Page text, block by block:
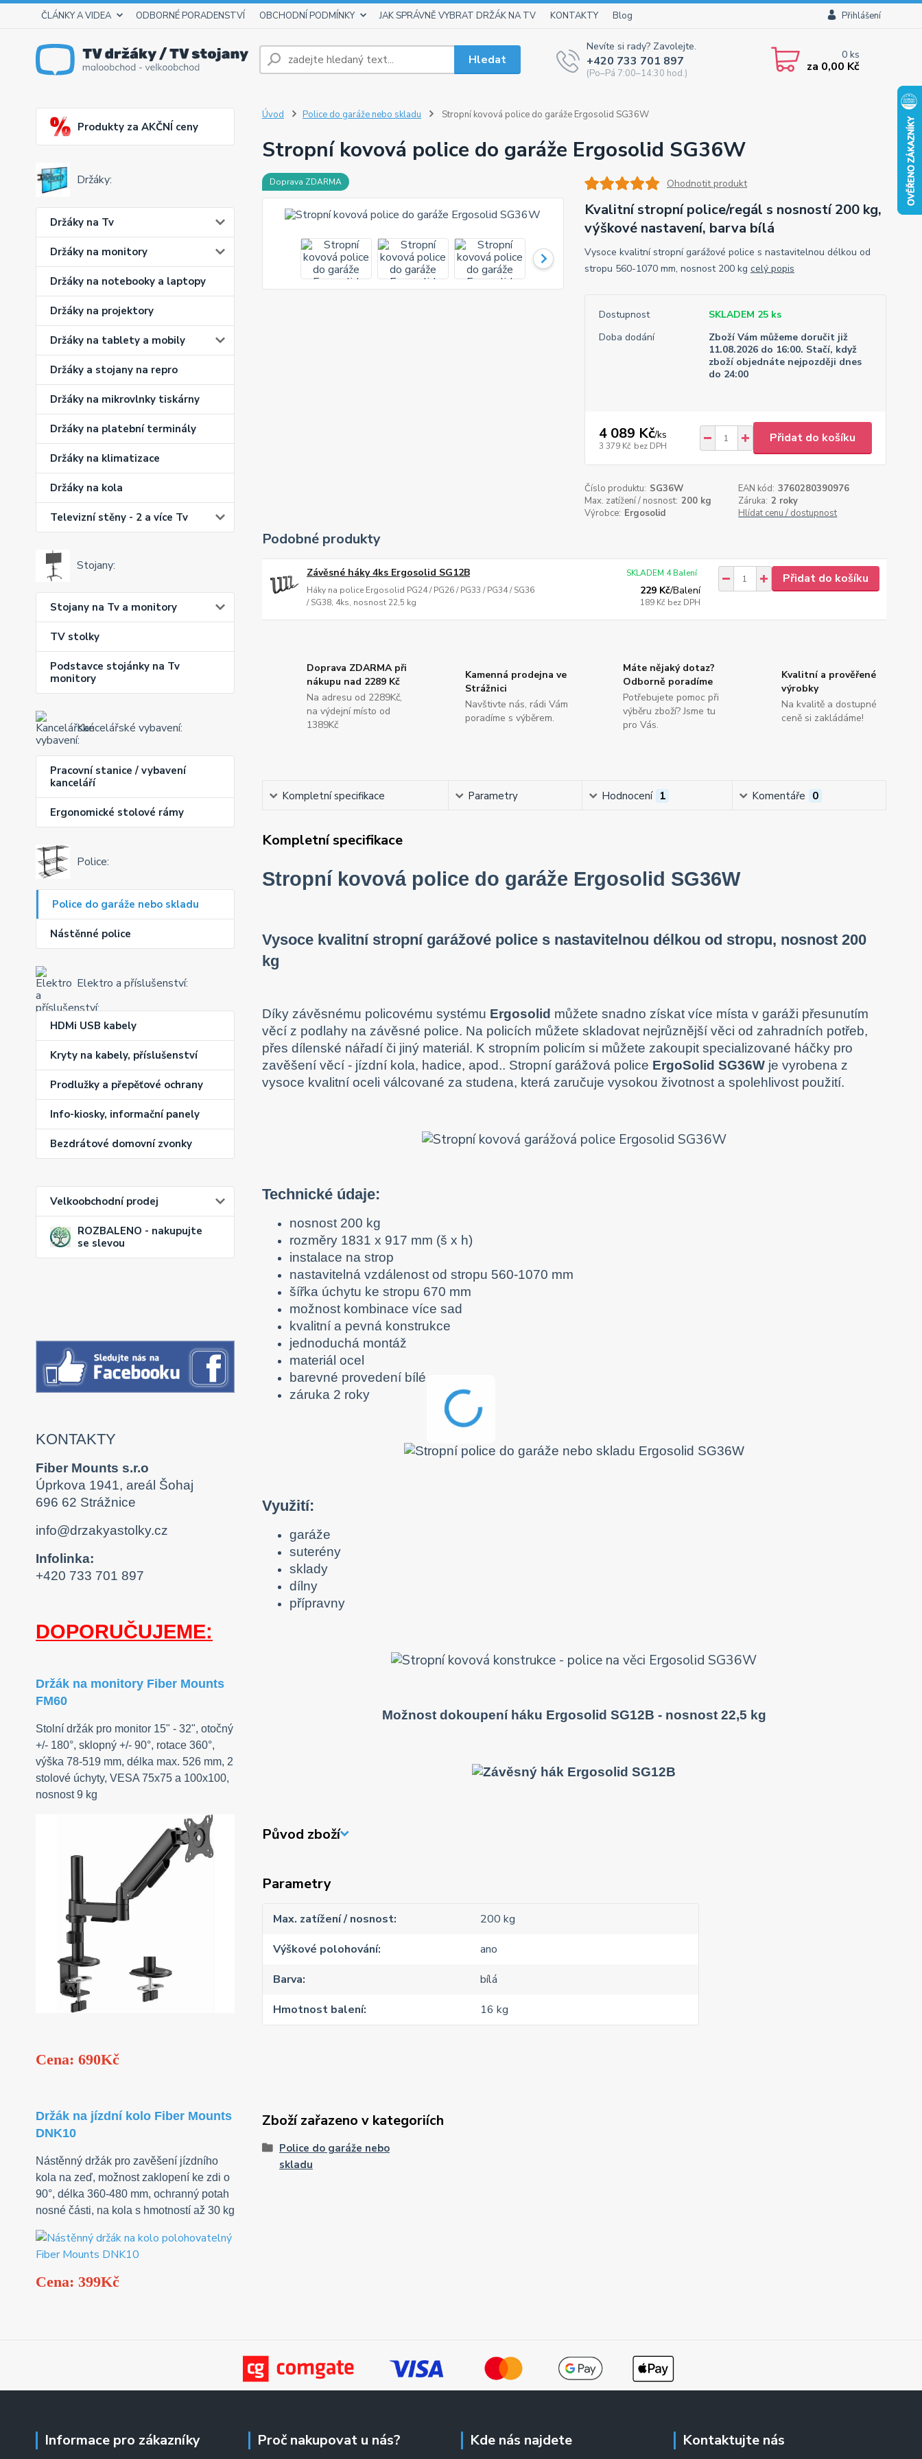
ČLÁNKY A VIDEA ODBORNÉ PORADENSTVÍ OBCHODNÍ PODMÍNKY JAK SPRÁVNĚ VYBRAT DRŽÁK NA TV KONTAKTY Blog Přihlášení
Hledat
Nevíte si rady? Zavolejte.
+420 733 701 897
(Po–Pá 7:00–14:30 hod.)
0ks
za 0,00 Kč
Produkty za AKČNÍ ceny
Držáky:
Držáky na Tv
Držáky na monitory
Držáky na notebooky a laptopy
Držáky na projektory
Držáky na tablety a mobily
Držáky a stojany na repro
Držáky na mikrovlnky tiskárny
Držáky na platební terminály
Držáky na klimatizace
Držáky na kola
Televizní stěny - 2 a více Tv
Stojany:
Stojany na Tv a monitory
TV stolky
Podstavce stojánky na Tv
monitory
Kancelářské vybavení:
Pracovní stanice / vybavení
kanceláří
Ergonomické stolové rámy
Police:
Police do garáže nebo skladu
Nástěnné police
Elektro a příslušenství:
HDMi USB kabely
Kryty na kabely, příslušenství
Prodlužky a přepěťové ochrany
Info-kiosky, informační panely
Bezdrátové domovní zvonky
Velkoobchodní prodej
ROZBALENO - nakupujte
se slevou
KONTAKTY
Fiber Mounts s.r.o
Úprkova 1941, areál Šohaj
696 62 Strážnice
info@drzakyastolky.cz
Infolinka:
+420 733 701 897
DOPORUČUJEME:
Držák na monitory Fiber Mounts
FM60
Stolní držák pro monitor 15" - 32", otočný
+/- 180°, sklopný +/- 90°, rotace 360°,
výška 78-519 mm, délka max. 526 mm, 2
stolové úchyty, VESA 75x75 a 100x100,
nosnost 9 kg
Cena: 690Kč
Držák na jízdní kolo Fiber Mounts
DNK10
Nástěnný držák pro zavěšení jízdního
kola na zeď, možnost zaklopení ke zdi o
90°, délka 360-480 mm, ochranný potah
nosné části, na kola s hmotností až 30 kg
Cena: 399Kč
Úvod Police do garáže nebo skladu Stropní kovová police do garáže Ergosolid SG36W
Stropní kovová police do garáže Ergosolid SG36W
Doprava ZDARMA Ohodnotit produkt
Kvalitní stropní police/regál s nosností 200 kg,
výškové nastavení, barva bílá
Vysoce kvalitní stropní garážové police s nastavitelnou délkou od
stropu 560-1070 mm, nosnost 200 kg celý popis
Dostupnost
SKLADEM 25 ks
Doba dodání
Zboží Vám můžeme doručit již
11.08.2026 do 16:00. Stačí, když
zboží objednáte nejpozději dnes
do 24:00
4 089 Kč/ks
3 379 Kč bez DPH
Přidat do košíku
Číslo produktu: SG36W EAN kód: 3760280390976
Max. zatížení / nosnost: 200 kg Záruka: 2 roky
Výrobce: Ergosolid Hlídat cenu / dostupnost
Podobné produkty
Závěsné háky 4ks Ergosolid SG12B
Háky na police Ergosolid PG24 / PG26 / PG33 / PG34 / SG36
/ SG38, 4ks, nosnost 22,5 kg
229 Kč/Balení
189 Kč bez DPH
SKLADEM 4 Balení Přidat do košíku
Doprava ZDARMA při
nákupu nad 2289 Kč
Na adresu od 2289Kč,
na výdejní místo od
1389Kč
Kamenná prodejna ve
Strážnici
Navštivte nás, rádi Vám
poradíme s výběrem.
Máte nějaký dotaz?
Odborně poradíme
Potřebujete pomoc při
výběru zboží? Jsme tu
pro Vás.
Kvalitní a prověřené
výrobky
Na kvalitě a dostupné
ceně si zakládáme!
Kompletní specifikace Parametry Hodnocení 1 Komentáře 0
Kompletní specifikace
Stropní kovová police do garáže Ergosolid SG36W
Vysoce kvalitní stropní garážové police s nastavitelnou délkou od stropu, nosnost 200
kg
Díky závěsnému policovému systému Ergosolid můžete snadno získat více místa v garáži přesunutím
věcí z podlahy na závěsné police. Na policích můžete skladovat nejrůznější věci od zahradních potřeb,
přes dílenské nářadí či jiný materiál. K stropním policím si můžete zakoupit specializované háčky pro
zavěšení věcí - jízdní kola, hadice, apod.. Stropní garážová police ErgoSolid SG36Wje vyrobena z
vysoce kvalitní oceli válcované za studena, která zaručuje vysokou životnost a spolehlivost použití.
Technické údaje:
nosnost 200 kg
rozměry 1831 x 917 mm (š x h)
instalace na strop
nastavitelná vzdálenost od stropu 560-1070 mm
šířka úchytu ke stropu 670 mm
možnost kombinace více sad
kvalitní a pevná konstrukce
jednoduchá montáž
materiál ocel
barevné provedení bílé
záruka 2 roky
Využití:
garáže
suterény
sklady
dílny
přípravny
Možnost dokoupení háku Ergosolid SG12B - nosnost 22,5 kg
Původ zboží
Parametry
Max. zatížení / nosnost
200 kg
Výškové polohování
ano
Barva
bílá
Hmotnost balení
16 kg
Zboží zařazeno v kategoriích
Police do garáže nebo
skladu
Informace pro zákazníky Proč nakupovat u nás? Kde nás najdete Kontaktujte nás